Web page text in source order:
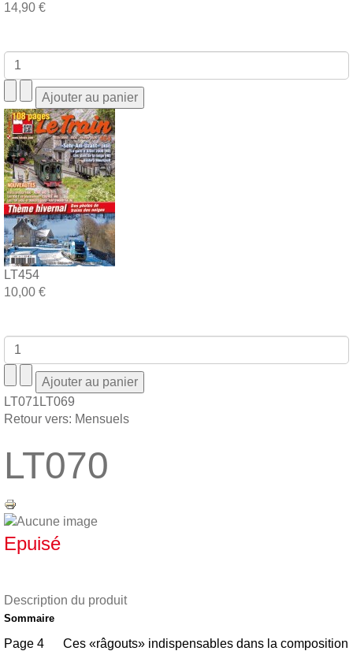
14,90 €
LT454
10,00 €
LT071 LT069
Retour vers: Mensuels
LT070
Epuisé
Description du produit
Sommaire
Page 4 Ces «râgouts» indispensables dans la composition